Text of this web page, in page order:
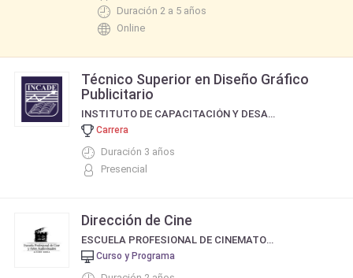
Duración 2 a 5 años
Online
Técnico Superior en Diseño Gráfico
Publicitario
INSTITUTO DE CAPACITACIÓN Y DESARROLLO EMPRESARIAL, DE LA FUNDACIÓN INCADE ARGENTINA
Carrera
Duración 3 años
Presencial
Dirección de Cine
ESCUELA PROFESIONAL DE CINEMATOGRAFIA DE ELISEO SUBIELA
Curso y Programa